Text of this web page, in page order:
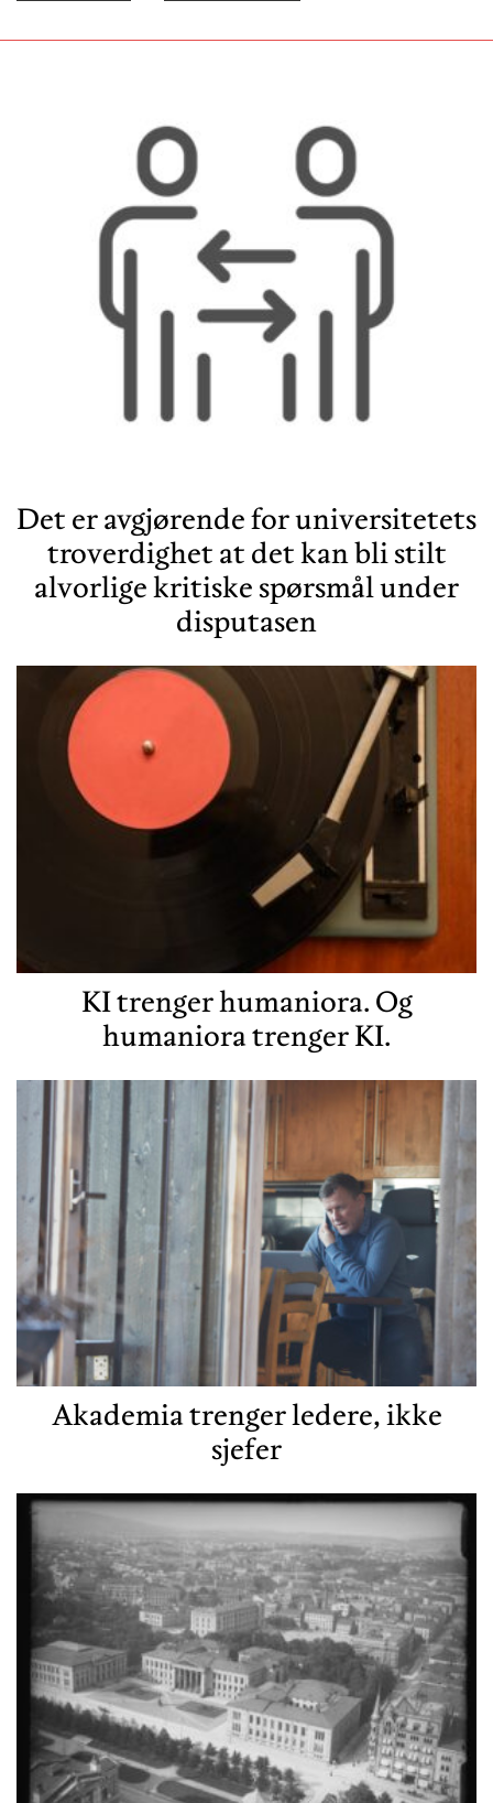
Det er avgjørende for universitetets
troverdighet at det kan bli stilt
alvorlige kritiske spørsmål under
disputasen
KI trenger humaniora. Og
humaniora trenger KI.
Akademia trenger ledere, ikke
sjefer